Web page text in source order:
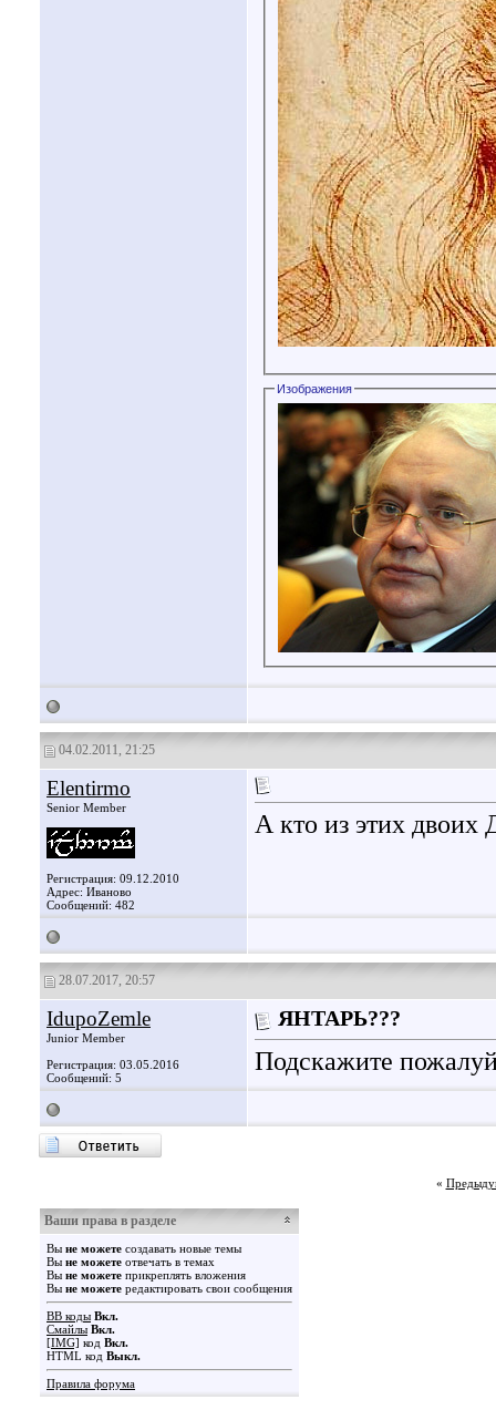
Изображения
04.02.2011, 21:25
Elentirmo
Senior Member
Регистрация: 09.12.2010
Адрес: Иваново
Сообщений: 482
А кто из этих двоих
28.07.2017, 20:57
IdupoZemle
Junior Member
Регистрация: 03.05.2016
Сообщений: 5
ЯНТАРЬ???
Подскажите
«
Ваши права в разделе
Вы не можете создавать новые темы
Вы не можете отвечать в темах
Вы не можете прикреплять вложения
Вы не можете редактировать свои сообщения
BB коды Вкл.
Смайлы Вкл.
[IMG] код Вкл.
HTML код Выкл.
Правила форума